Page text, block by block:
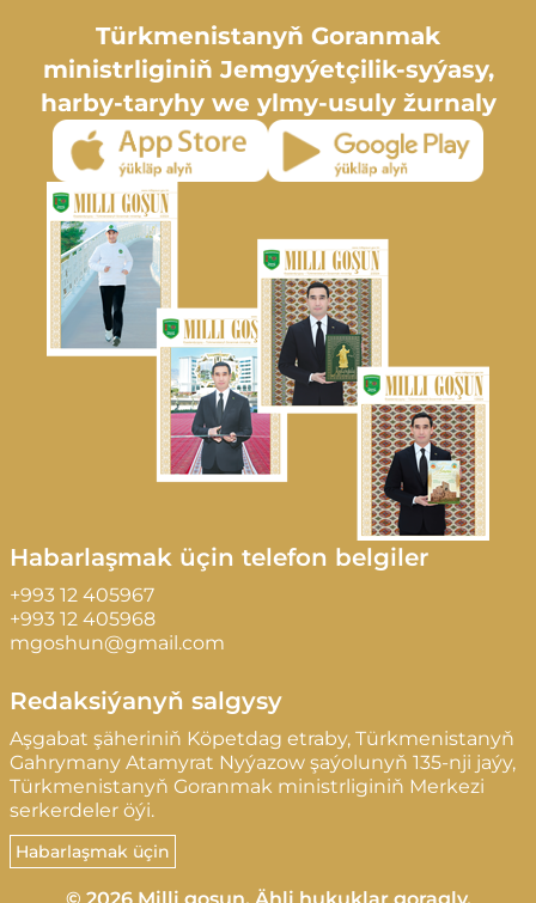
Habarlaşmak üçin telefon belgiler
+993 12 405967
+993 12 405968
mgoshun@gmail.com
Redaksiýanyň salgysy
Aşgabat şäheriniň Köpetdag etraby, Türkmenistanyň
Gahrymany Atamyrat Nyýazow şaýolunyň 135-nji jaýy,
Türkmenistanyň Goranmak ministrliginiň Merkezi
serkerdeler öýi.
Habarlaşmak üçin
Türkmenistanyň Goranmak
ministrliginiň Jemgyýetçilik-syýasy,
harby-taryhy we ylmy-usuly žurnaly